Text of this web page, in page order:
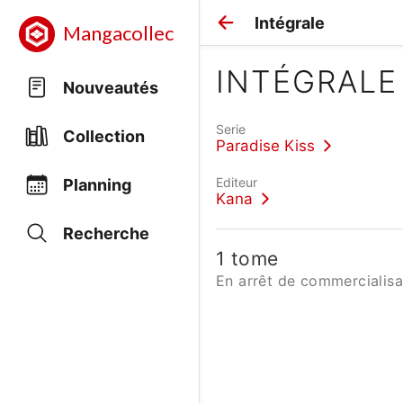
Mangacollec
Nouveautés
Collection
Planning
Recherche
Intégrale
INTÉGRALE
Serie
Paradise Kiss
Editeur
Kana
1 tome
En arrêt de